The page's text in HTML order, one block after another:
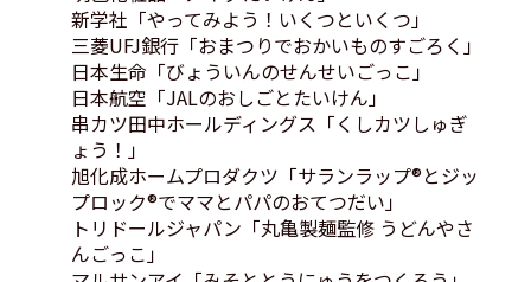
新学社「やってみよう！いくつといくつ」
三菱UFJ銀行「おまつりでおかいものすごろく」
日本生命「びょういんのせんせいごっこ」
日本航空「JALのおしごとたいけん」
串カツ田中ホールディングス「くしカツしゅぎ
ょう！」
旭化成ホームプロダクツ「サランラップ®とジッ
プロック®でママとパパのおてつだい」
トリドールジャパン「丸亀製麺監修 うどんやさ
んごっこ」